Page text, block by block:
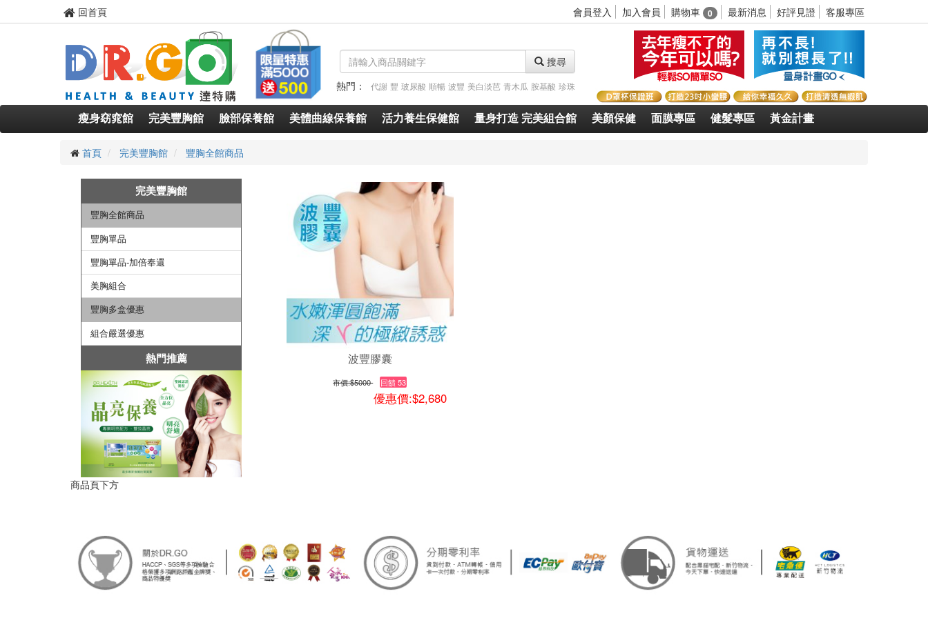
回首頁 會員登入 加入會員 購物車 0 最新消息 好評見證 客服專區
搜尋
熱門：
代謝 豐 玻尿酸 順暢 波豐 美白淡芭 青木瓜 胺基酸 珍珠
瘦身窈窕館 完美豐胸館 臉部保養館 美體曲線保養館 活力養生保健館 量身打造 完美組合館 美顏保健 面膜專區 健髮專區 黃金計畫
首頁 完美豐胸館 豐胸全館商品
完美豐胸館
豐胸全館商品
豐胸單品
豐胸單品-加倍奉還
美胸組合
豐胸多盒優惠
組合嚴選優惠
熱門推薦 波豐膠囊
市價:$5000 回饋 53
優惠價:$2,680
商品頁下方